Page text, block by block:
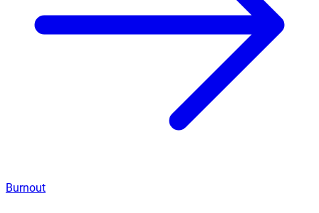
Burnout